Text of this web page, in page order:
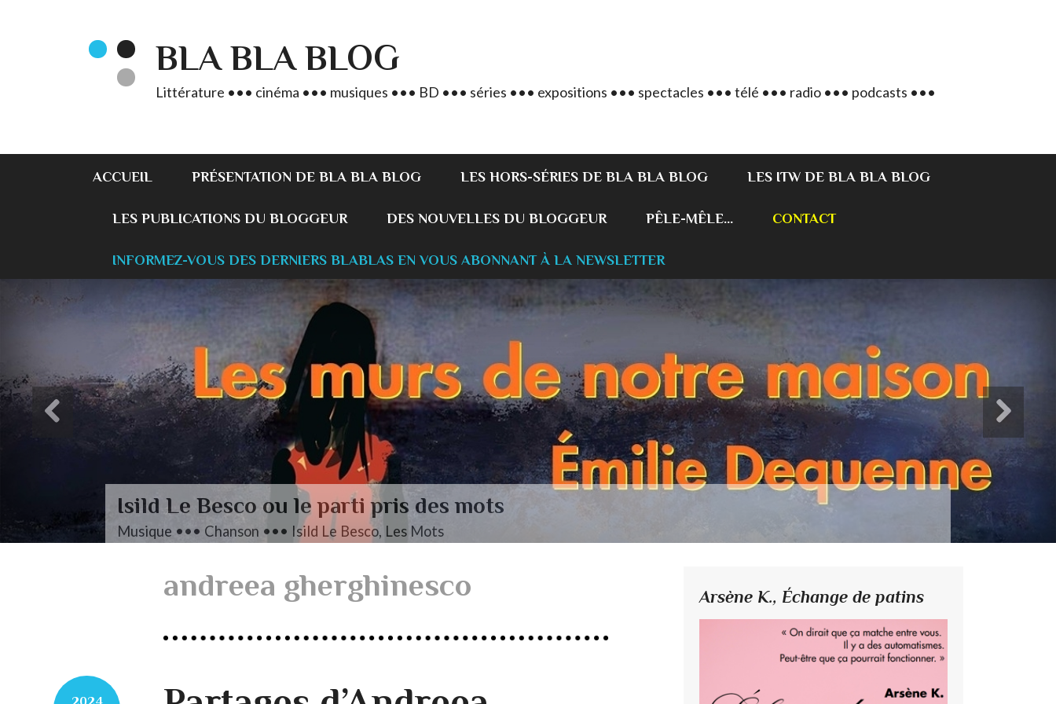
BLA BLA BLOG
Littérature ••• cinéma ••• musiques ••• BD ••• séries ••• expositions ••• spectacles ••• télé ••• radio ••• podcasts •••
ACCUEIL PRÉSENTATION DE BLA BLA BLOG LES HORS-SÉRIES DE BLA BLA BLOG LES ITW DE BLA BLA BLOG
LES PUBLICATIONS DU BLOGGEUR DES NOUVELLES DU BLOGGEUR PÊLE-MÊLE... CONTACT
INFORMEZ-VOUS DES DERNIERS BLABLAS EN VOUS ABONNANT À LA NEWSLETTER
L’autre Mendelssohn
Musique ••• Classique ••• Fanny Mendelssohn, Das Jahr
andreea gherghinesco Arsène K., Échange de patins